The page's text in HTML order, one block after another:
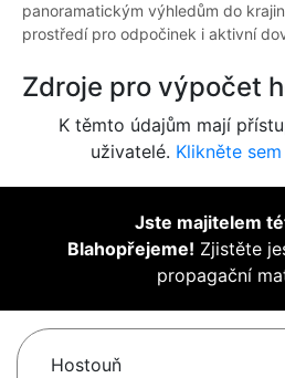
panoramatickým výhledům do
prostředí pro odpočinek i aktivní
Zdroje pro výpočet
K těmto údajům mají
uživatelé. Klikněte
Jste majitelem
Blahopřejeme! Zjistěte
propagační
Hostouň